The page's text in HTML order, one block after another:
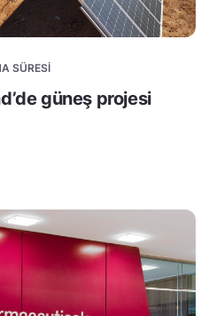
SÜRESI
güneş projesi